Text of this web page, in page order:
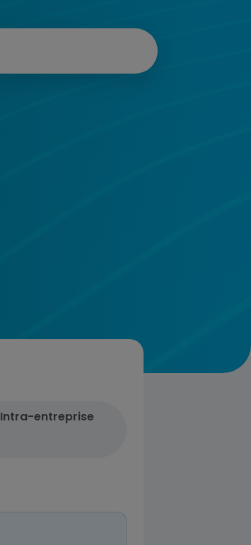
Intra-entreprise